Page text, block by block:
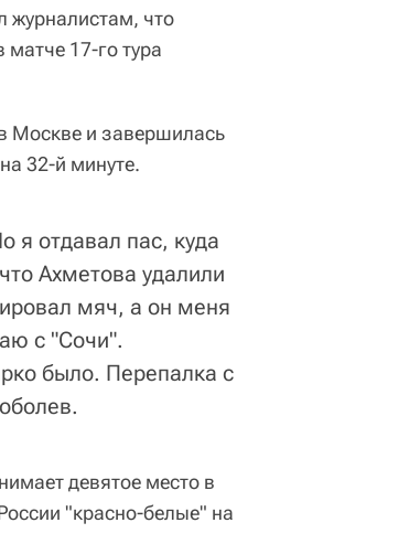
журналистам, что
матче 17-го тура
Москве и завершилась
32-й минуте.
я отдавал пас, куда
Ахметова удалили
мяч, а он меня
с "Сочи".
было. Перепалка с
девятое место в
"красно-белые" на